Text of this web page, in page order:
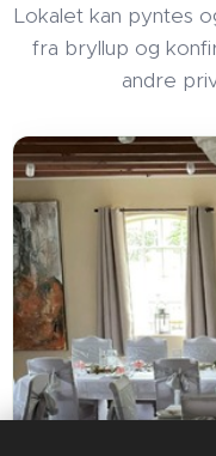
Lokalet kan pyntes
fra bryllup og
andre